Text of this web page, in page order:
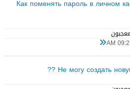
Как поменять пароль в личном
Не могу создать